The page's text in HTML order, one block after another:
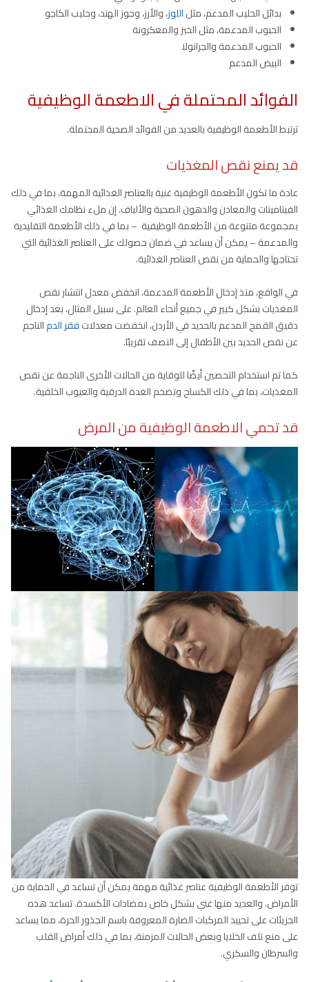
بدائل الحليب المدعم، مثلاللوز، والأرز، وجوز الهند، وحليب الكاجو
الحبوب المدعمة، مثل الخبز والمعكرونة
الحبوب المدعمة والجرانولا
البيض المدعم
الفوائد المحتملة في الاطعمة الوظيفية
ترتبط الأطعمة الوظيفية بالعديد من الفوائد الصحية المحتملة.
قد يمنع نقص المغذيات
عادة ما تكون الأطعمة الوظيفية غنية بالعناصر الغذائية المهمة، بما في ذلك
الفيتامينات والمعادن والدهون الصحية والألياف. إن ملء نظامك الغذائي
بمجموعة متنوعة من الأطعمة الوظيفية ⁠ – بما في ذلك الأطعمة التقليدية
والمدعمة – يمكن أن يساعد في ضمان حصولك على العناصر الغذائية التي
تحتاجها والحماية من نقص العناصر الغذائية.
في الواقع، منذ إدخال الأطعمة المدعمة، انخفض معدل انتشار نقص
المغذيات بشكل كبير في جميع أنحاء العالم. على سبيل المثال، بعد إدخال
دقيق القمح المدعم بالحديد في الأردن، انخفضت معدلاتفقر الدمالناجم
عن نقص الحديد بين الأطفال إلى النصف تقريبًا.
كما تم استخدام التحصين أيضًا للوقاية من الحالات الأخرى الناجمة عن نقص
المغذيات، بما في ذلك الكساح وتضخم الغدة الدرقية والعيوب الخلقية.
قد تحمي الاطعمة الوظيفية من المرض
توفر الأطعمة الوظيفية عناصر غذائية مهمة يمكن أن تساعد في الحماية من
الأمراض. والعديد منها غني بشكل خاص بمضادات الأكسدة. تساعد هذه
الجزيئات على تحييد المركبات الضارة المعروفة باسم الجذور الحرة، مما يساعد
على منع تلف الخلايا وبعض الحالات المزمنة، بما في ذلك أمراض القلب
والسرطان والسكري.